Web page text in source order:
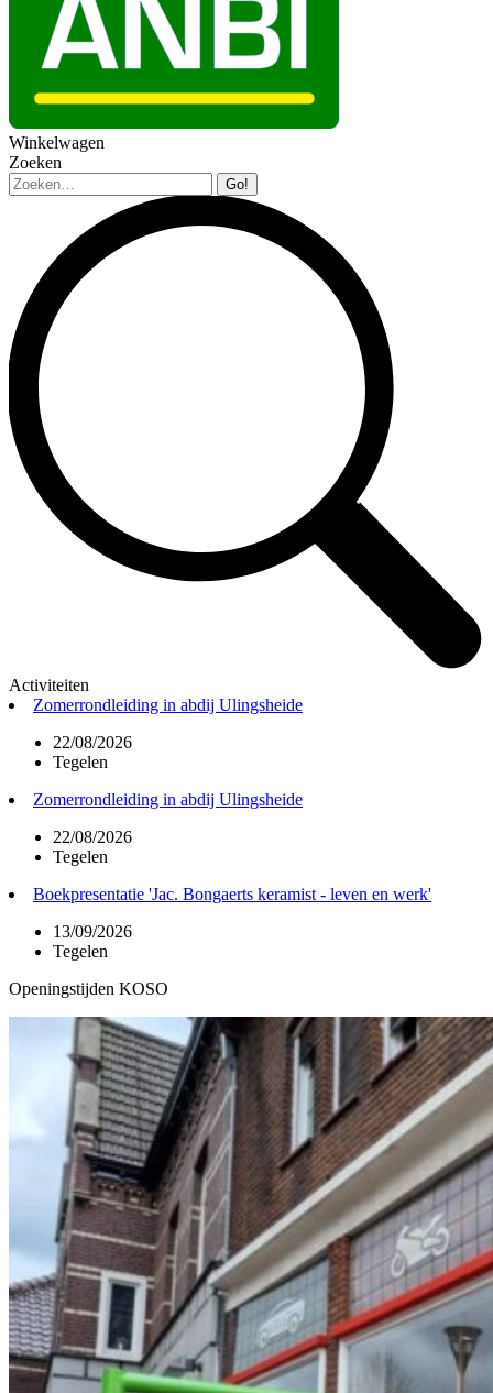
Winkelwagen
Zoeken
Zoeken:
Activiteiten
Zomerrondleiding in abdij Ulingsheide
22/08/2026
Tegelen
Zomerrondleiding in abdij Ulingsheide
22/08/2026
Tegelen
Boekpresentatie 'Jac. Bongaerts keramist - leven en werk'
13/09/2026
Tegelen
Openingstijden KOSO